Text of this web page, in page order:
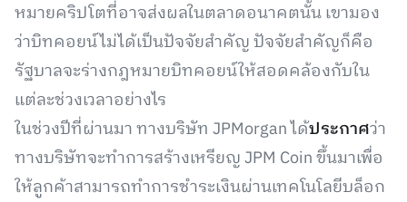
หมายคริปโตที่อาจส่งผลในตลาดอนาคตนั้น เขามอง
ว่าบิทคอยน์ไม่ได้เป็นปัจจัยสำคัญ ปัจจัยสำคัญก็คือ
รัฐบาลจะร่างกฎหมายบิทคอยน์ให้สอดคล้องกับใน
แต่ละช่วงเวลาอย่างไร
ในช่วงปีที่ผ่านมา ทางบริษัท JPMorgan ได้ประกาศว่า
ทางบริษัทจะทำการสร้างเหรียญ JPM Coin ขึ้นมาเพื่อ
ให้ลูกค้าสามารถทำการชำระเงินผ่านเทคโนโลยีบล็อก